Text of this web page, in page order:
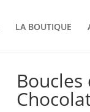
LA BOUTIQUE
Boucles